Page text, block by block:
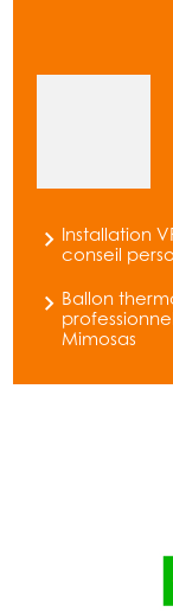
Installation
conseil
Ballon
Mimosas